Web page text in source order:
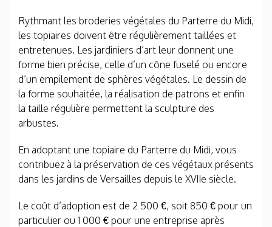
Rythmant les broderies végétales du Parterre du Midi,
les topiaires doivent être régulièrement taillées et
entretenues. Les jardiniers d’art leur donnent une
forme bien précise, celle d’un cône fuselé ou encore
d’un empilement de sphères végétales. Le dessin de
la forme souhaitée, la réalisation de patrons et enfin
la taille régulière permettent la sculpture des
arbustes.
En adoptant une topiaire du Parterre du Midi, vous
contribuez à la préservation de ces végétaux présents
dans les jardins de Versailles depuis le XVIIe siècle.
Le coût d’adoption est de 2 500 €, soit 850 € pour un
particulier ou 1 000 € pour une entreprise après